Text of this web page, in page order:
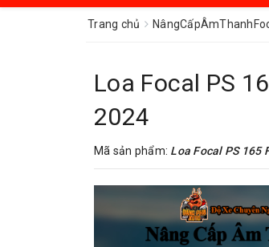
Trang chủ
Loa Focal PS
2024
Mã sản phẩm: Loa Focal PS 165